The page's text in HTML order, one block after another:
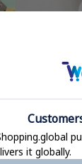
¥1,210(税込)